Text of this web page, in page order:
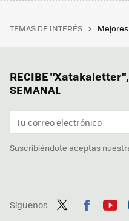
TEMAS DE INTERÉS
RECIBE "Xatakaletter",
SEMANAL
Suscribiéndote aceptas
Síguenos